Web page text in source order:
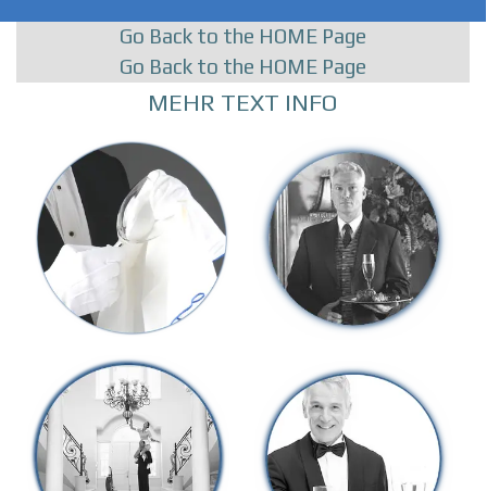
Go Back to the HOME Page
Go Back to the HOME Page
MEHR TEXT INFO